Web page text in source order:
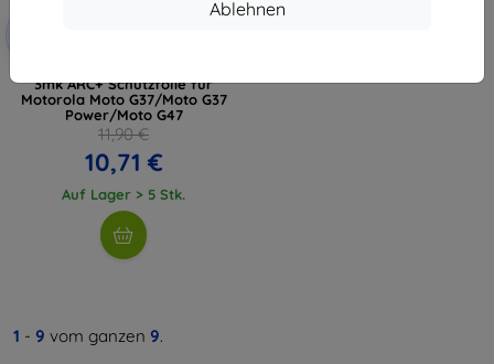
Ablehnen
3mk ARC+ Schutzfolie für
Motorola Moto G37/Moto G37
Power/Moto G47
11,90 €
10,71 €
Auf Lager > 5 Stk.
1 - 9 vom ganzen 9.